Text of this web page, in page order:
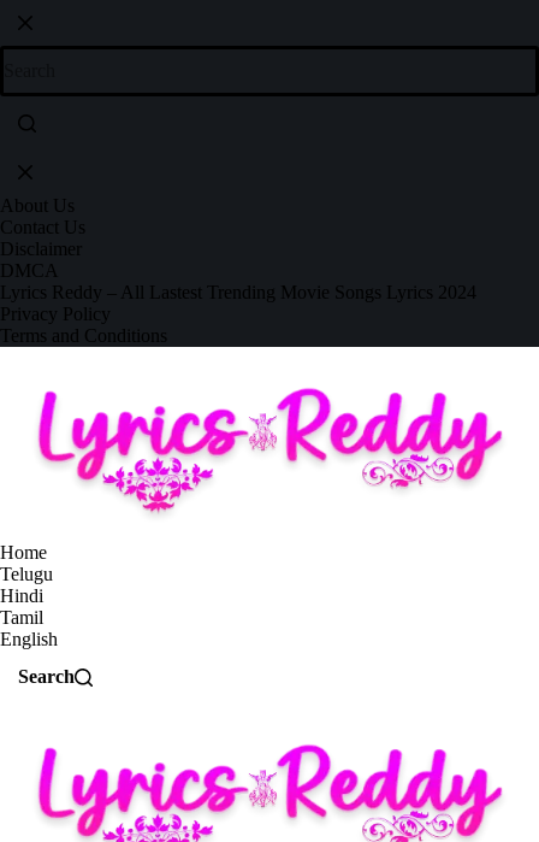
About Us
Contact Us
Disclaimer
DMCA
Lyrics Reddy – All Lastest Trending Movie Songs Lyrics 2024
Privacy Policy
Terms and Conditions
Home
Telugu
Hindi
Tamil
English
Search